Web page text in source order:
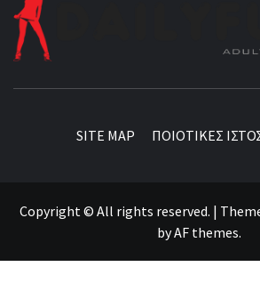
SITE MAP ΠΟΙΟΤΙΚΕΣ
Copyright © All rights reserved. |
byAF themes.